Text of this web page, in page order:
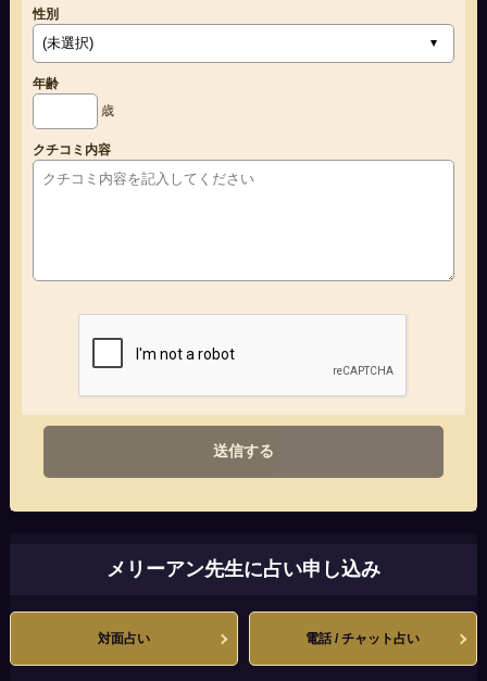
性別
年齢
歳
クチコミ内容
送信する
メリーアン先生に占い申し込み
対面占い 電話 / チャット占い